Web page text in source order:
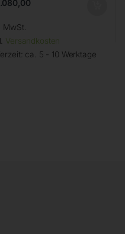
MwSt.
Versandkosten
ca. 5 - 10 Werktage